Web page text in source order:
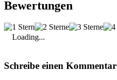
Bewertungen
Loading...
Schreibe einen Kommentar